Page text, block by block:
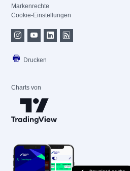
Markenrechte
Cookie-Einstellungen
Drucken
Charts von